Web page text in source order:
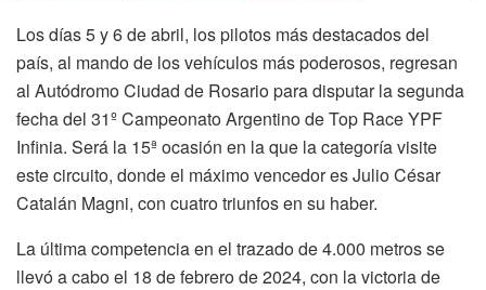
Los días 5 y 6 de abril, los pilotos más destacados del
país, al mando de los vehículos más poderosos, regresan
al Autódromo Ciudad de Rosario para disputar la segunda
fecha del 31º Campeonato Argentino de Top Race YPF
Infinia. Será la 15ª ocasión en la que la categoría visite
este circuito, donde el máximo vencedor es Julio César
Catalán Magni, con cuatro triunfos en su haber.
La última competencia en el trazado de 4.000 metros se
llevó a cabo el 18 de febrero de 2024, con la victoria de